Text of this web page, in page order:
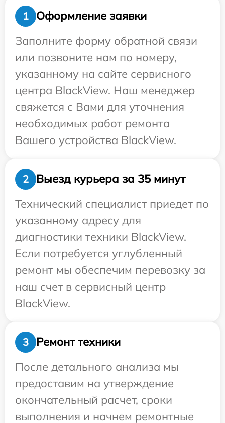
1
Оформление заявки
Заполните форму обратной связи
или позвоните нам по номеру,
указанному на сайте сервисного
центра BlackView. Наш менеджер
свяжется с Вами для уточнения
необходимых работ ремонта
Вашего устройства BlackView.
2
Выезд курьера за 35 минут
Технический специалист приедет по
указанному адресу для
диагностики техники BlackView.
Если потребуется углубленный
ремонт мы обеспечим перевозку за
наш счет в сервисный центр
BlackView.
3
Ремонт техники
После детального анализа мы
предоставим на утверждение
окончательный расчет, сроки
выполнения и начнем ремонтные